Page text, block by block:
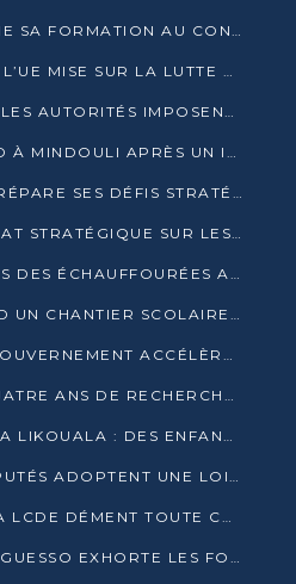
FOOTBALL : L’OL CONFIE SA FORMATION AU CONGOLAIS CHRISTIAN BASSILA
PRÉSIDENTIELLE 2026 : L’UE MISE SUR LA LUTTE CONTRE LA DÉSINFORMATION
PRIX DU GAZ BUTANE : LES AUTORITÉS IMPOSENT LE RESPECT DES PRIX RÉGLEMENTÉS
POOL : LA VIE REPREND À MINDOULI APRÈS UN INCIDENT ARMÉ SUR LA RN1
LE PORT AUTONOME PRÉPARE SES DÉFIS STRATÉGIQUES DE 2026
L’ARPCE LANCE LE DÉBAT STRATÉGIQUE SUR LES DONNÉES, L’IA ET LA FINANCE NUMÉRIQUE AU CONGO
POOL : TENSIONS APRÈS DES ÉCHAUFFOURÉES ARMÉES ENTRE DGSP ET EX-MILICIENS NINJA
ANGOLA-LIBRE : QUAND UN CHANTIER SCOLAIRE DEVIENT LE MIROIR D’UN CONGO EN MOUVEMENT
PROJET MOSALA : LE GOUVERNEMENT ACCÉLÈRE L’INSERTION DES JEUNES EN 2026
FORCA ECOSYSTEM, QUATRE ANS DE RECHERCHE DE TERRAIN AVANT UN LANCEMENT OFFICIEL EN 2026
TRAFIC HUMAIN DANS LA LIKOUALA : DES ENFANTS AUTOCHTONES RÉDUITS AU TRAVAIL FORCÉ
BUDGET 2026 : LES DÉPUTÉS ADOPTENT UNE LOI DES FINANCES DE PLUS DE 2500 MILLIARDS FCFA
ARNAQUE EN LIGNE : LA LCDE DÉMENT TOUTE CAMPAGNE DE RECRUTEMENT
VŒUX 2026 : SASSOU-NGUESSO EXHORTE LES FORCES VIVES À RENFORCER L’UNITÉ